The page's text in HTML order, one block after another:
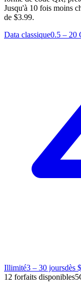
Jusqu'à 10 fois moins
de $3.99.
Data classique0.5 – 20
Illimité3 – 30 joursdès
12 forfaits disponibles